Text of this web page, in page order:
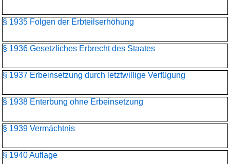
§ 1935 Folgen der Erbteilserhöhung
§ 1936 Gesetzliches Erbrecht des Staates
§ 1937 Erbeinsetzung durch letztwillige Verfügung
§ 1938 Enterbung ohne Erbeinsetzung
§ 1939 Vermächtnis
§ 1940 Auflage